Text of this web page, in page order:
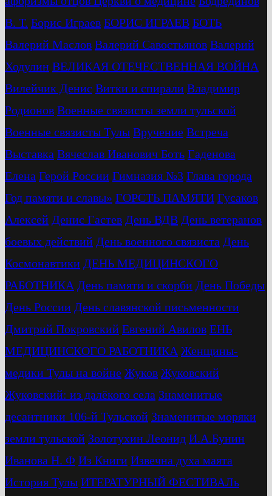
В. Т. Бориc Играев БОРИС ИГРАЕВ БОТЬ
Валерий Маслов Валерий Савостьянов Валерий
Ходулин ВЕЛИКАЯ ОТЕЧЕСТВЕННАЯ ВОЙНА
Вилейчик Денис Витки и спирали Владимир
Родионов Военные связисты земли тульской
Военные связисты Тулы Вручение Встреча
Выставка Вячеслав Иванович Боть Гаденова
Елена Герой России Гимназия №3 Глава города
Год памяти и славы» ГОРСТЬ ПАМЯТИ Гусаков
Алексей Денис Гастев День ВДВ День ветеранов
боевых действий День военного связиста День
Космонавтики ДЕНЬ МЕДИЦИНСКОГО
РАБОТНИКА День памяти и скорби День Победы
День России День славянской письменности
Дмитрий Покровский Евгений Авилов ЕНЬ
МЕДИЦИНСКОГО РАБОТНИКА Женщины-
медики Тулы на войне Жуков Жуковский
Жуковский: из далёкого села Знаменитые
десантники 106-й Тульской Знаменитые моряки
земли тульской Золотухин Леонид И.А.Бунин
Иванова Н. Ф Из Книги Извечна духа маята
История Тулы ИТЕРАТУРНЫЙ ФЕСТИВАЛь